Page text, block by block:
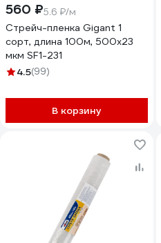
560 ₽5.6 ₽/м
Стрейч-пленка Gigant 1
сорт, длина 100м, 500х23
мкм SF1-231
4.5(99)
В корзину